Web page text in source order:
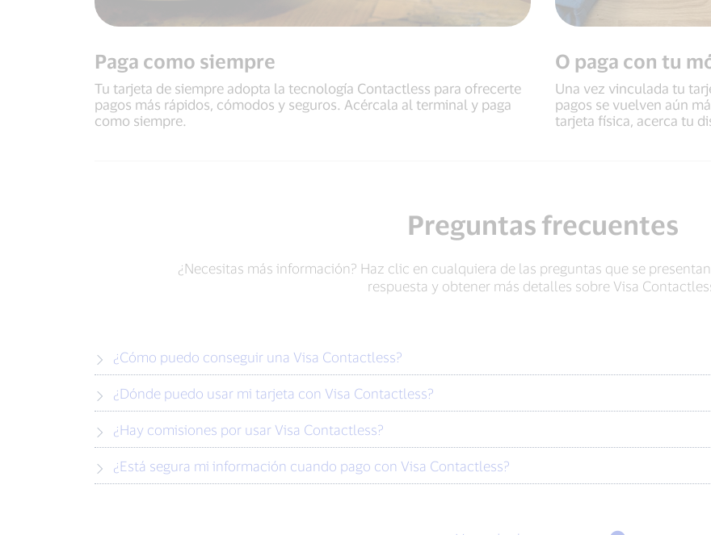
Paga como siempre
Tu tarjeta de siempre adopta la tecnología Contactless para ofrecerte
pagos más rápidos, cómodos y seguros. Acércala al terminal y paga
como siempre.
O paga con tu
Una vez vinculada tu
pagos se vuelven aún
tarjeta física, acerca tu
Preguntas frecuentes
¿Necesitas más información? Haz clic en cualquiera de las preguntas que se
respuesta y obtener más detalles sobre Visa
¿Cómo puedo conseguir una Visa Contactless?
¿Dónde puedo usar mi tarjeta con Visa Contactless?
¿Hay comisiones por usar Visa Contactless?
¿Está segura mi información cuando pago con Visa Contactless?